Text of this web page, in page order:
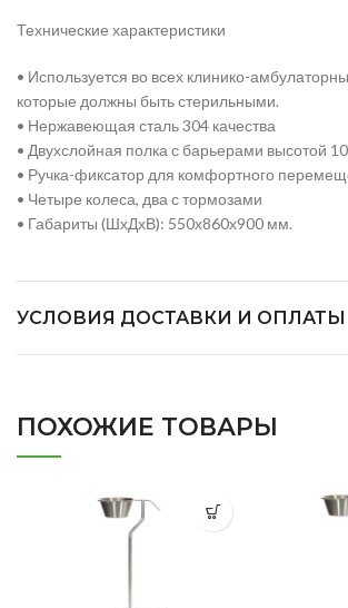
Технические характеристики
• Используется во всех клинико-
которые должны быть стерильными.
• Нержавеющая сталь 304 качества
• Двухслойная полка с барьерами высотой
• Ручка-фиксатор для комфортного
• Четыре колеса, два с тормозами
• Габариты (ШхДхВ): 550х860х900 мм.
УСЛОВИЯ ДОСТАВКИ И ОПЛАТЫ
ПОХОЖИЕ ТОВАРЫ